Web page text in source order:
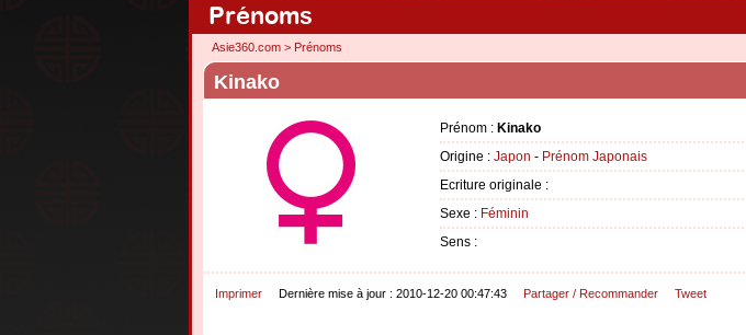
Prénoms
Asie360.com > Prénoms
Kinako
Prénom : Kinako
Origine : Japon - Prénom Japonais
Ecriture originale :
Sexe : Féminin
Sens :
Imprimer Dernière mise à jour : 2010-12-20 00:47:43 Partager / Recommander Tweet